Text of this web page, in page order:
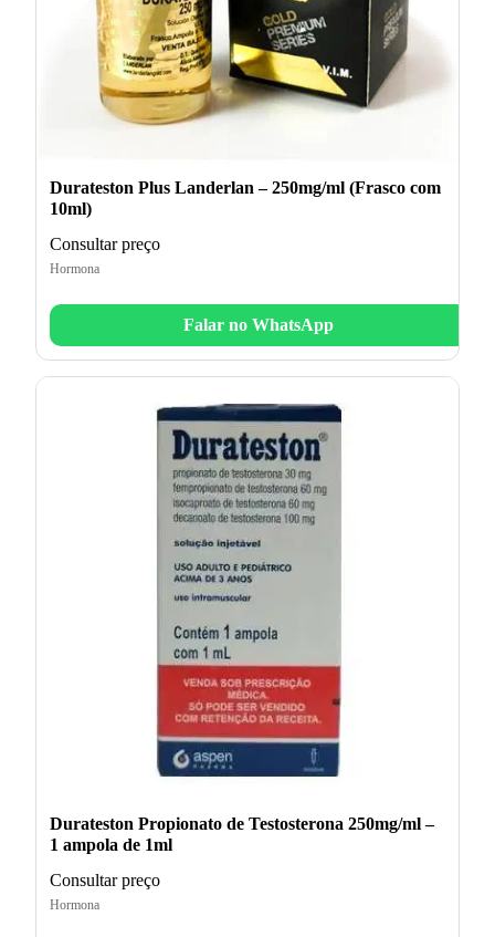
Durateston Plus Landerlan – 250mg/ml (Frasco com
10ml)
Consultar preço
Hormona
Falar no WhatsApp
Durateston Propionato de Testosterona 250mg/ml –
1 ampola de 1ml
Consultar preço
Hormona